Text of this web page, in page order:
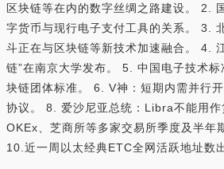
区块链等在内的数字丝绸之路建设。 2.
字货币与现行电子支付工具的关系。 3.
斗正在与区块链等新技术加速融合。 4.
链”在南京大学发布。 5. 中国电子技术
块链团体标准。 6. V神：短期内需并行
协议。 8. 爱沙尼亚总统：Libra不能用作
OKEx、芝商所等多家交易所季度及半年
10.近一周以太经典ETC全网活跃地址数